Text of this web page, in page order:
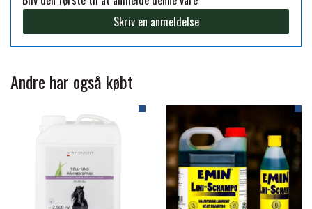
PREMIER EQUINE KØLETERAPI
PREMIER EQUINE GROOMING & STALD
PREMIER EQUINE RYTTER
LIKIT
MUSTAD
NAF
PHARMACARE
Skriv en anmeldelse
Andre har også købt